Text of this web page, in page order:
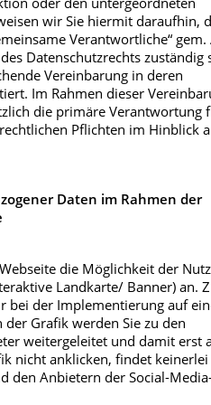
wir Sie hiermit daraufhin,
Verantwortliche“
Datenschutzrechts zuständig
Vereinbarung in deren
Im Rahmen dieser
die primäre Verantwortung
Pflichten im Hinblick
Daten im Rahmen der
die Möglichkeit der
Landkarte/ Banner) an.
bei der Implementierung auf
Grafik werden Sie zu den
weitergeleitet und damit erst
nicht anklicken, findet keinerlei
den Anbietern der Social-